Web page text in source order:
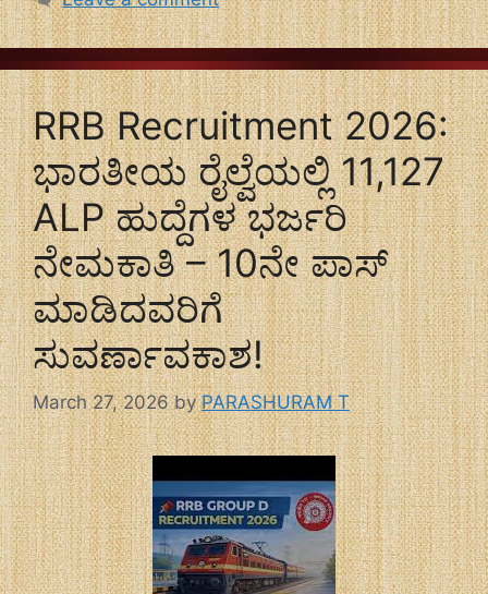
RRB Recruitment 2026:
ಭಾರತೀಯ ರೈಲ್ವೆಯಲ್ಲಿ 11,127
ALP ಹುದ್ದೆಗಳ ಭರ್ಜರಿ
ನೇಮಕಾತಿ – 10ನೇ ಪಾಸ್
ಮಾಡಿದವರಿಗೆ
ಸುವರ್ಣಾವಕಾಶ!
March 27, 2026 byPARASHURAM T